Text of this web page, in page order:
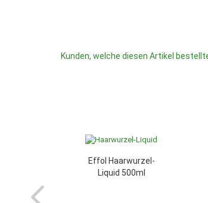
Kunden, welche diesen Artikel
Effol Haarwurzel-
Liquid 500ml